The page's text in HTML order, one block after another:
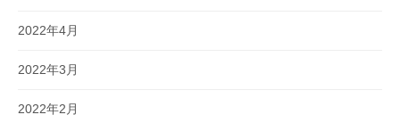
2022年4月
2022年3月
2022年2月